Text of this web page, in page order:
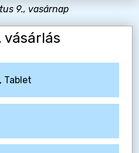
9., vasárnap
vásárlás
Tablet